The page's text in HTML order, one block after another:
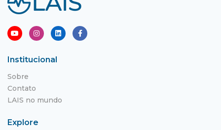
Institucional
Sobre
Contato
LAIS no mundo
Explore